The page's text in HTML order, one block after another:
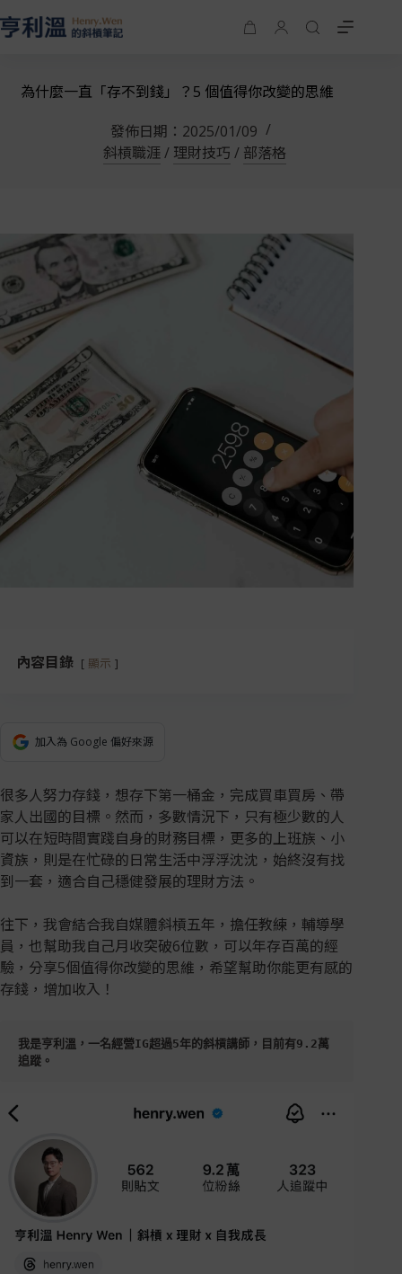
為什麼一直「存不到錢」？5 個值得你改變的思維
發佈日期： 2025/01/09
斜槓職涯/ 理財技巧 / 部落格
內容目錄 顯示
加入為 Google 偏好來源
很多人努力存錢，想存下第一桶金，完成買車買房、帶
家人出國的目標。然而，多數情況下，只有極少數的人
可以在短時間實踐自身的財務目標，更多的上班族、小
資族，則是在忙碌的日常生活中浮浮沈沈，始終沒有找
到一套，適合自己穩健發展的理財方法。
往下，我會結合我自媒體斜槓五年，擔任教練，輔導學
員，也幫助我自己月收突破6位數，可以年存百萬的經
驗，分享5個值得你改變的思維，希望幫助你能更有感的
存錢，增加收入！
我是亨利溫，一名經營IG超過5年的斜槓講師，目前有9.2萬
追蹤。